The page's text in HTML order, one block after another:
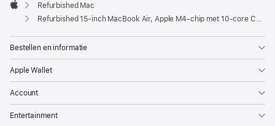
Apple
Refurbished Mac
Refurbished 15-inch MacBook Air, Apple M4-chip met 10‑core CPU en 10‑core GPU, hemelsblauw
Bestellen en informatie
Apple Wallet
Account
Entertainment